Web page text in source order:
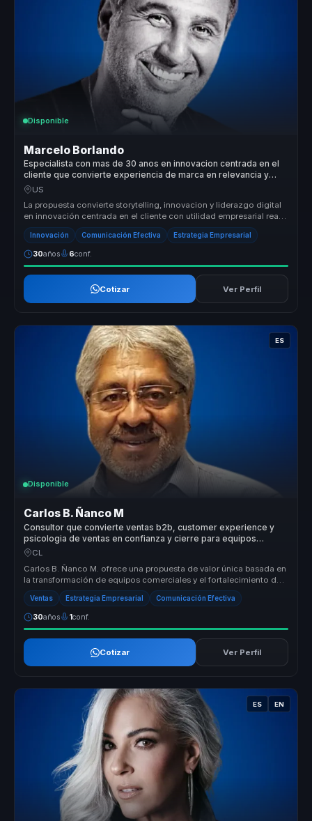
Disponible
Marcelo Borlando
Especialista con mas de 30 anos en innovacion centrada en el
cliente que convierte experiencia de marca en relevancia y
crecimiento para empresas.
US
La propuesta convierte storytelling, innovacion y liderazgo digital
en innovación centrada en el cliente con utilidad empresarial real.
P...
Innovación Comunicación Efectiva Estrategia Empresarial
30años 6conf.
Cotizar Ver Perfil
ES
Disponible
Carlos B. Ñanco M
Consultor que convierte ventas b2b, customer experience y
psicologia de ventas en confianza y cierre para equipos
comerciales.
CL
Carlos B. Ñanco M. ofrece una propuesta de valor única basada en
la transformación de equipos comerciales y el fortalecimiento del
lidera...
Ventas Estrategia Empresarial Comunicación Efectiva
30años 1conf.
Cotizar Ver Perfil
ES EN